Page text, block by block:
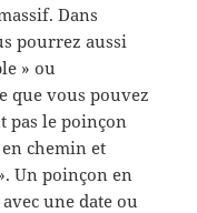
Dans
pourrez aussi
» ou
que vous pouvez
pas le poinçon
en chemin et
Un poinçon en
une date ou